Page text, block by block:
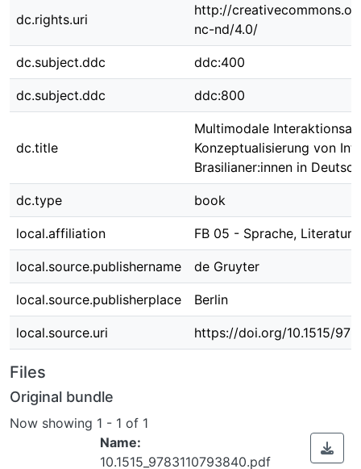
dc.rights.uri
http://
nc-nd/4.0/
dc.subject.ddc ddc:400
dc.subject.ddc ddc:800
dc.title
Multimodale
Konzeptualisierung von
Brasilianer:innen in
dc.type book
local.affiliation FB 05 - Sprache, Literatur,
local.source.publishername de Gruyter
local.source.publisherplace Berlin
local.source.uri https://doi.org/10.1515/
Files
Original bundle
Now showing 1 - 1 of 1
Name:
10.1515_9783110793840.pdf